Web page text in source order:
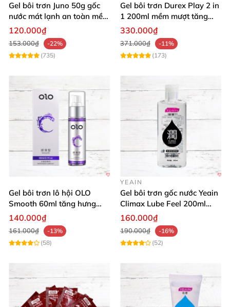
Gel bôi trơn Juno 50g gốc
nước mát lạnh an toàn mềm
mại
120.000₫
153.000₫
-22%
(735)
Gel bôi trơn Durex Play 2 in
1 200ml mềm mượt tăng
khoái cảm
330.000₫
371.000₫
-11%
(173)
Gel bôi trơn lô hội OLO
Smooth 60ml tăng hưng
phấn, dễ chịu
140.000₫
161.000₫
-13%
(58)
YEAIN
Gel bôi trơn gốc nước Yeain
Climax Lube Feel 200ml
chất lượng
160.000₫
190.000₫
-16%
(52)